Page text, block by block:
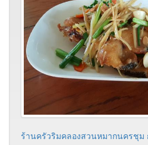
ร้านครัวริมคลองสวนหมากนครชุม